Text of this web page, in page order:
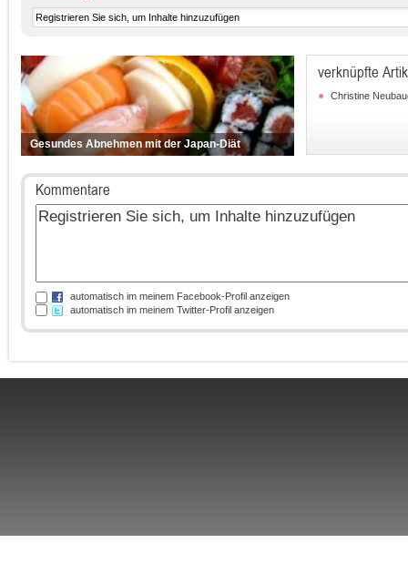
Gesundes Abnehmen mit der Japan-Diät
verknüpfte
Christine
Kommentare
automatisch im meinem Facebook-Profil anzeigen
automatisch im meinem Twitter-Profil anzeigen